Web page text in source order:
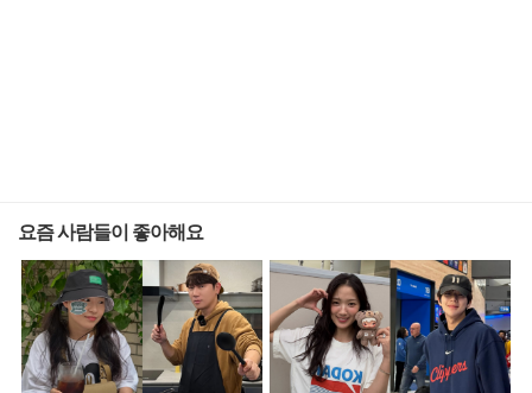
요즘 사람들이 좋아해요